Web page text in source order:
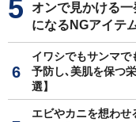
オンで見かける
になるNGアイテ
イワシでもサンマで
予防し､美肌を保つ
選】
エビやカニを想わ